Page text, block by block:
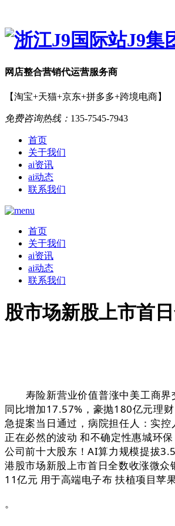
网店整合营销代运营服务商
【淘宝+天猫+京东+拼多多+跨境电商】
免费咨询热线： 135-7545-7943
首页
关于我们
ai资讯
ai动态
联系我们
首页
关于我们
ai资讯
ai动态
联系我们
股市场新股上市首
寿险新营业价值普涨中美工商界
同比增加17.57%，豪抛180亿元理
急提案当日通过，病院担任人：实
正在必然的波动 和不确定性惠城环
公司前十大股东！AI算力规模提拔
港股市场新股上市首日全数收涨微
11亿元 用于高端电子布 扶植项目苹
。